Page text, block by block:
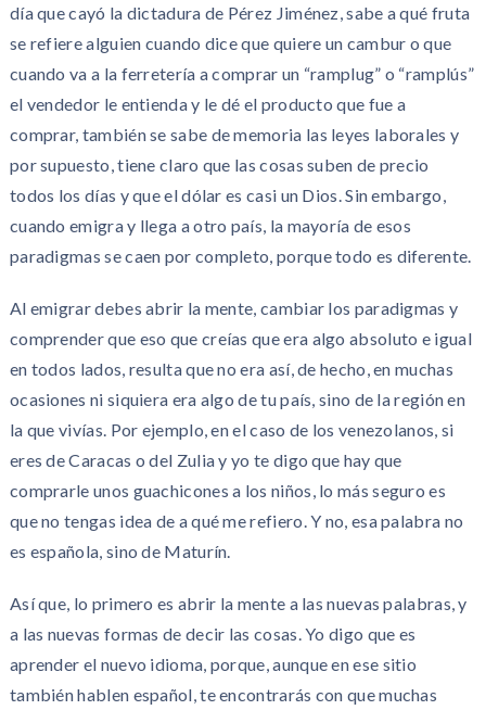
día que cayó la dictadura de Pérez Jiménez, sabe a qué fruta
se refiere alguien cuando dice que quiere un cambur o que
cuando va a la ferretería a comprar un “ramplug” o “ramplús”
el vendedor le entienda y le dé el producto que fue a
comprar, también se sabe de memoria las leyes laborales y
por supuesto, tiene claro que las cosas suben de precio
todos los días y que el dólar es casi un Dios. Sin embargo,
cuando emigra y llega a otro país, la mayoría de esos
paradigmas se caen por completo, porque todo es diferente.
Al emigrar debes abrir la mente, cambiar los paradigmas y
comprender que eso que creías que era algo absoluto e igual
en todos lados, resulta que no era así, de hecho, en muchas
ocasiones ni siquiera era algo de tu país, sino de la región en
la que vivías. Por ejemplo, en el caso de los venezolanos, si
eres de Caracas o del Zulia y yo te digo que hay que
comprarle unos guachicones a los niños, lo más seguro es
que no tengas idea de a qué me refiero. Y no, esa palabra no
es española, sino de Maturín.
Así que, lo primero es abrir la mente a las nuevas palabras, y
a las nuevas formas de decir las cosas. Yo digo que es
aprender el nuevo idioma, porque, aunque en ese sitio
también hablen español, te encontrarás con que muchas